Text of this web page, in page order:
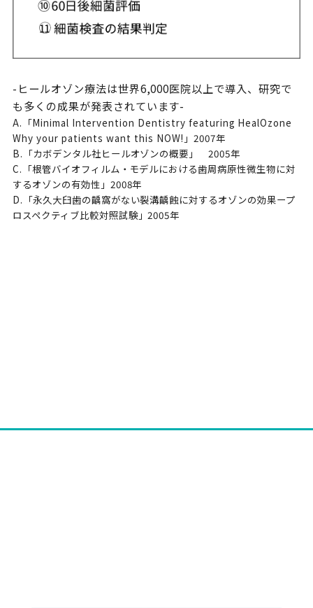
-ヒールオゾン療法は世界6,000医院以上で導入、研究で
も多くの成果が発表されています-
A.「Minimal Intervention Dentistry featuring HealOzone
Why your patients want this NOW!」2007年
B.「カボデンタル社ヒールオゾンの概要」 2005年
C.「根管バイオフィルム・モデルにおける歯周病原性微生物に対
するオゾンの有効性」2008年
D.「永久大臼歯の齲窩がない裂溝齲蝕に対するオゾンの効果ープ
ロスペクティブ比較対照試験」2005年